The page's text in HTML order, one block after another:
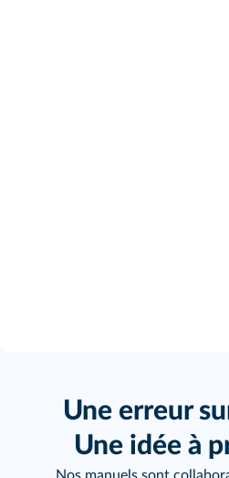
Une erreur
Une idée à